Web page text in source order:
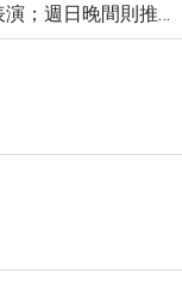
；週日晚間則推出
值優惠，讓您以更